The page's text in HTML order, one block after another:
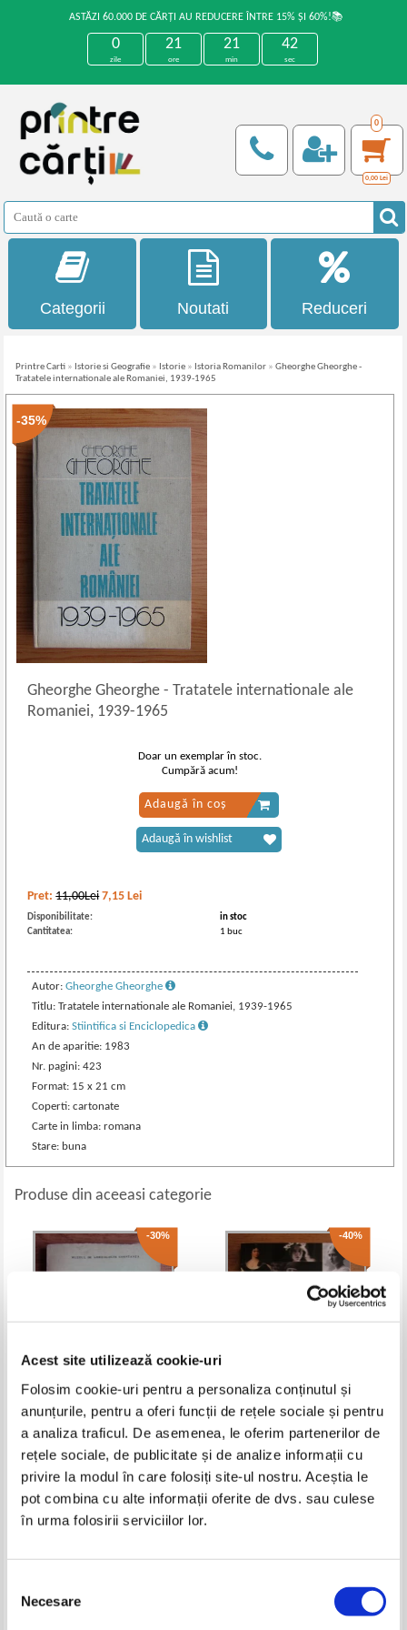
Acest site utilizează cookie-uri
Folosim cookie-uri pentru a personaliza conținutul și
anunțurile, pentru a oferi funcții de rețele sociale și pentru
a analiza traficul. De asemenea, le oferim partenerilor de
rețele sociale, de publicitate și de analize informații cu
privire la modul în care folosiți site-ul nostru. Aceștia le
pot combina cu alte informații oferite de dvs. sau culese
în urma folosirii serviciilor lor.
consimțământului
Necesare
ASTĂZI 60.000 DE CĂRȚI AU REDUCERE ÎNTRE 15% ȘI 60%!📚
0
zile
21
ore
21
min
42
sec
0
0,00 Lei
Categorii Noutati Reduceri
Printre Carti » Istorie si Geografie » Istorie » Istoria Romanilor »Gheorghe Gheorghe -
Tratatele internationale ale Romaniei, 1939-1965
-35%
Gheorghe Gheorghe- Tratatele internationale ale
Romaniei, 1939-1965
Pret:11,00Lei 7,15 Lei
Disponibilitate:
in stoc
Cantitatea:
1 buc
Autor:Gheorghe Gheorghe
Titlu: Tratatele internationale ale Romaniei, 1939-1965
Editura:Stiintifica si Enciclopedica
An de aparitie: 1983
Nr. pagini: 423
Format: 15 x 21 cm
Coperti: cartonate
Carte in limba: romana
Stare: buna
Doar un exemplar în stoc.
Cumpără acum!
Adaugă în coș
Adaugă în wishlist
Produse din aceeasi categorie
-30%
Pontica (volumul 4, 1971)
13,00Lei 9,10
Adaugă în coș
-40%
Dan Silviu Boerescu -
Romancele pe care le-au iubit
regii din lumea intreaga
Lei
Adaugă în coș